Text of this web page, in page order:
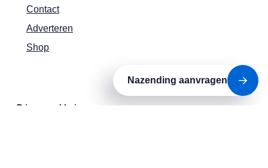
Contact
Adverteren
Shop
Privacyverklaring
Nazending aanvragen